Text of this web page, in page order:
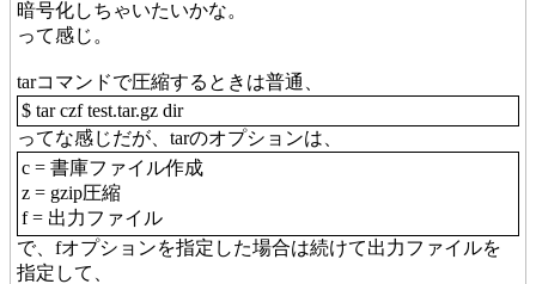
暗号化しちゃいたいかな。
って感じ。
tarコマンドで圧縮するときは普通、
$ tar czf test.tar.gz dir
ってな感じだが、tarのオプションは、
c = 書庫ファイル作成
z = gzip圧縮
f = 出力ファイル
で、fオプションを指定した場合は続けて出力ファイルを
指定して、